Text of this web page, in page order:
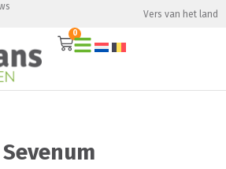
Vers van het land
0